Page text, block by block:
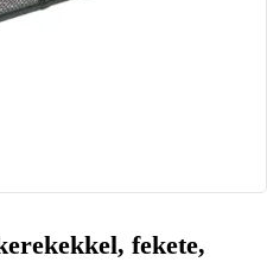
fekete,